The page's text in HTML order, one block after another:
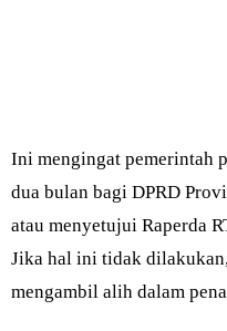
Ini mengingat pemerintah
dua bulan bagi DPRD
atau menyetujui Raperda
Jika hal ini tidak
mengambil alih dalam